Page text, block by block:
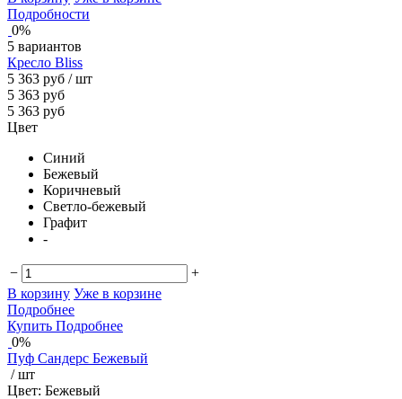
Подробности
0%
5 вариантов
Кресло Bliss
5 363 руб / шт
5 363 руб
5 363 руб
Цвет
Синий
Бежевый
Коричневый
Светло-бежевый
Графит
-
−
+
В корзину Уже в корзине
Подробнее
Купить Подробнее
0%
Пуф Сандерс Бежевый
/ шт
Цвет: Бежевый